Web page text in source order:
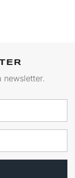
newsletter.